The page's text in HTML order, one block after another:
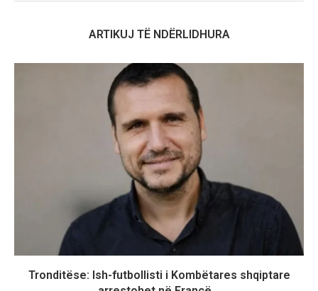
ARTIKUJ TË NDËRLIDHURA
Tronditëse: Ish-futbollisti i Kombëtares shqiptare